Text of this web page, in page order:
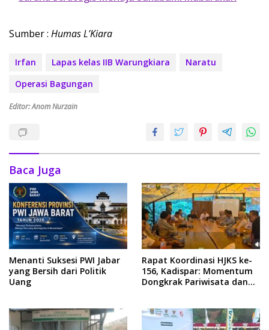
Sumber : Humas L’Kiara
Irfan Lapas kelas IIB Warungkiara
Naratu
Operasi Bagungan
Editor: Anom Nurzain
Baca Juga
Menanti Suksesi PWI Jabar
yang Bersih dari Politik
Uang
Rapat Koordinasi HJKS ke-
156, Kadispar: Momentum
Dongkrak Pariwisata dan